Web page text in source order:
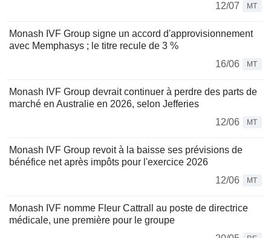
12/07
MT
Monash IVF Group signe un accord d'approvisionnement
avec Memphasys ; le titre recule de 3 %
16/06
MT
Monash IVF Group devrait continuer à perdre des parts de
marché en Australie en 2026, selon Jefferies
12/06
MT
Monash IVF Group revoit à la baisse ses prévisions de
bénéfice net après impôts pour l'exercice 2026
12/06
MT
Monash IVF nomme Fleur Cattrall au poste de directrice
médicale, une première pour le groupe